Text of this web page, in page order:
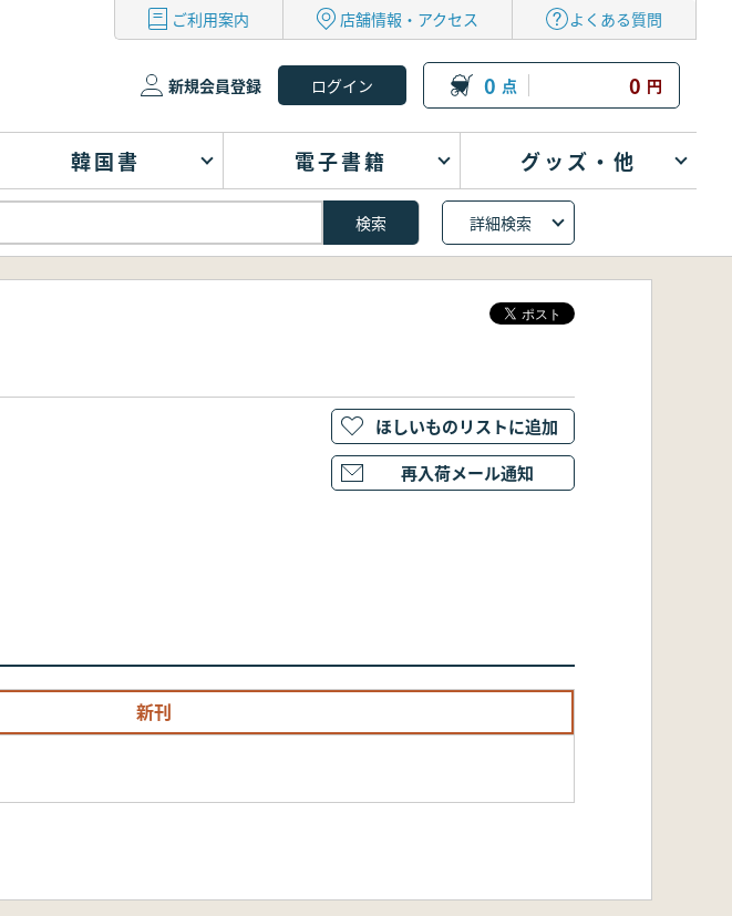
ご利用案内 店舗情報・アクセス よくある質問
新規会員登録 0 点 0 円
韓国書 電子書籍 グッズ・他
詳細検索
新刊
ほしいものリストに追加
再入荷メール通知